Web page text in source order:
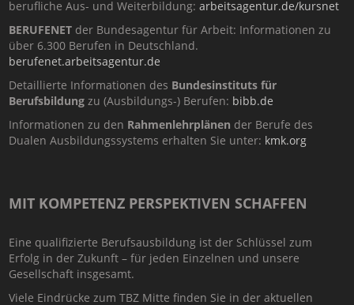
berufliche Aus- und Weiterbildung:arbeitsagentur.de/kursnet
BERUFENET der Bundesagentur für Arbeit: Informationen zu
über 6.300 Berufen in Deutschland.
berufenet.arbeitsagentur.de
Detaillierte Informationen des Bundesinstituts für
Berufsbildungzu (Ausbildungs-) Berufen: bibb.de
Informationen zu den Rahmenlehrplänen der Berufe des
Dualen Ausbildungssystems erhalten Sie unter: kmk.org
MIT KOMPETENZ PERSPEKTIVEN SCHAFFEN
Eine qualifizierte Berufsausbildung ist der Schlüssel zum
Erfolg in der Zukunft – für jeden Einzelnen und unsere
Gesellschaft insgesamt.
Viele Eindrücke zum TBZ Mitte finden Sie in der aktuellen